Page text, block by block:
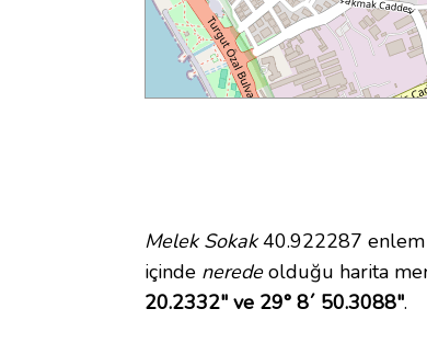
Melek Sokak40.922287 enlem
içinde neredeolduğu harita
20.2332" ve 29° 8´ 50.3088".